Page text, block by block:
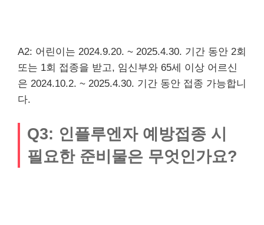
A2: 어린이는 2024.9.20. ~ 2025.4.30. 기간 동안 2회
또는 1회 접종을 받고, 임신부와 65세 이상 어르신
은 2024.10.2. ~ 2025.4.30. 기간 동안 접종 가능합니
다.
Q3: 인플루엔자 예방접종 시
필요한 준비물은 무엇인가요?